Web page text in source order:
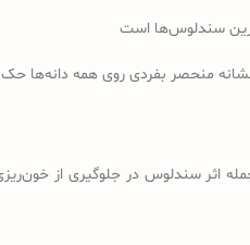
سندلوس‌ها است
منحصر بفردی روی همه دانه‌ها
اثر سندلوس در جلوگیری از